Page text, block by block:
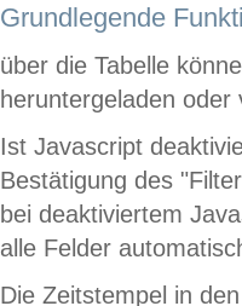
Grundlegende
über die Tabelle
heruntergeladen oder
Ist Javascript
Bestätigung des
bei deaktiviertem
alle Felder
Die Zeitstempel in